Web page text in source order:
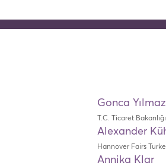
Gonca
T.C. Ticaret Bakanlığı
Alexander
Hannover Fairs
Annika Klar